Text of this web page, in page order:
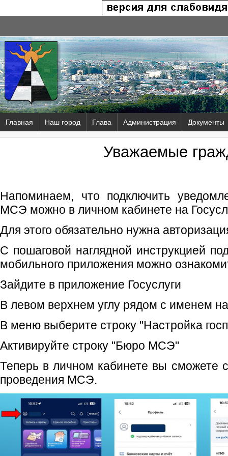
Главная Наш город Глава Администрация Документы
Уважаемые
Напоминаем, что подключить
МСЭ можно в личном кабинете на
Для этого обязательно нужна
С пошаговой наглядной инструкцией
мобильного приложения можно
Зайдите в приложение Госуслуги
В левом верхнем углу рядом с именем
В меню выберите строку "Настройка
Активируйте строку "Бюро МСЭ"
Теперь в личном кабинете вы сможете
проведения МСЭ.